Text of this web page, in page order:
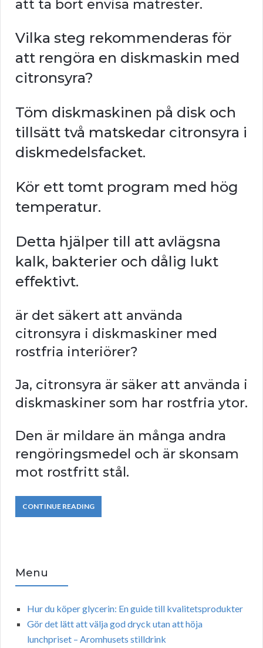
att ta bort envisa matrester.
Vilka steg rekommenderas för
att rengöra en diskmaskin med
citronsyra?
Töm diskmaskinen på disk och
tillsätt två matskedar citronsyra i
diskmedelsfacket.
Kör ett tomt program med hög
temperatur.
Detta hjälper till att avlägsna
kalk, bakterier och dålig lukt
effektivt.
är det säkert att använda
citronsyra i diskmaskiner med
rostfria interiörer?
Ja, citronsyra är säker att använda i
diskmaskiner som har rostfria ytor.
Den är mildare än många andra
rengöringsmedel och är skonsam
mot rostfritt stål.
CONTINUE READING
Menu
Hur du köper glycerin: En guide till kvalitetsprodukter
Gör det lätt att välja god dryck utan att höja
lunchpriset – Aromhusets stilldrink